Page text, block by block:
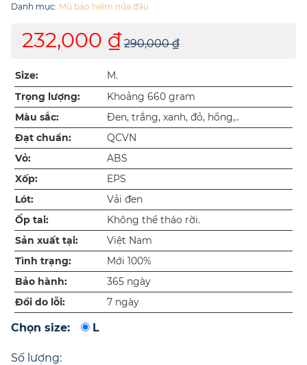
Danh mục: Mũ bảo hiểm nửa đầu
232,000 ₫ 290,000 ₫
Size:
M.
Trọng lượng:
Khoảng 660 gram
Màu sắc:
Đen, trắng, xanh, đỏ, hồng,..
Đạt chuẩn:
QCVN
Vỏ:
ABS
Xốp:
EPS
Lót:
Vải đen
Ốp tai:
Không thể tháo rời.
Sản xuất tại:
Việt Nam
Tình trạng:
Mới 100%
Bảo hành:
365 ngày
Đổi do lỗi:
7 ngày
Chọn size: L
Số lượng: